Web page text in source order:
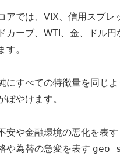
アでは、VIX、信用スプレ
カーブ、WTI、金、ドル円
す。
にすべての特徴量を同じ
ぼやけます。
安や金融環境の悪化を表す
や為替の急変を表す